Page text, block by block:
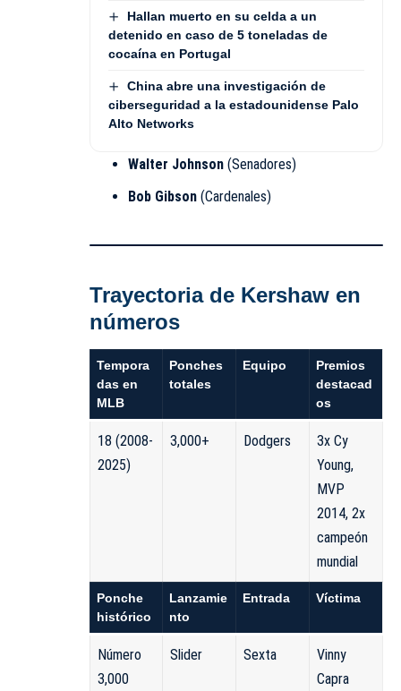
Hallan muerto en su celda a un
detenido en caso de 5 toneladas de
cocaína en Portugal
China abre una investigación de
ciberseguridad a la estadounidense Palo
Alto Networks
Walter Johnson(Senadores)
Bob Gibson(Cardenales)
Trayectoria de Kershaw en
números
Tempora
das en
MLB
Ponches
totales
Equipo
Premios
destacad
os
18 (2008-
2025)
3,000+ Dodgers
3x Cy
Young,
MVP
2014, 2x
campeón
mundial
Ponche
histórico
Lanzamie
nto
Entrada Víctima
Número
3,000
Slider Sexta
Vinny
Capra